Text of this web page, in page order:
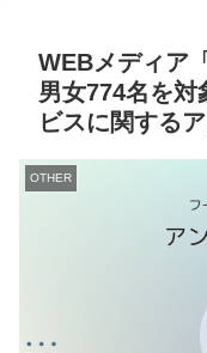
WEBメディア
男女774名を対
ビスに関する
OTHER